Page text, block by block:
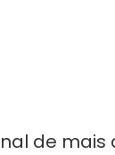
de mais